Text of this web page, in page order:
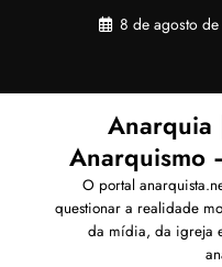
8 de agosto
Anarquia
O portal
questionar a realidade
da mídia, da igreja